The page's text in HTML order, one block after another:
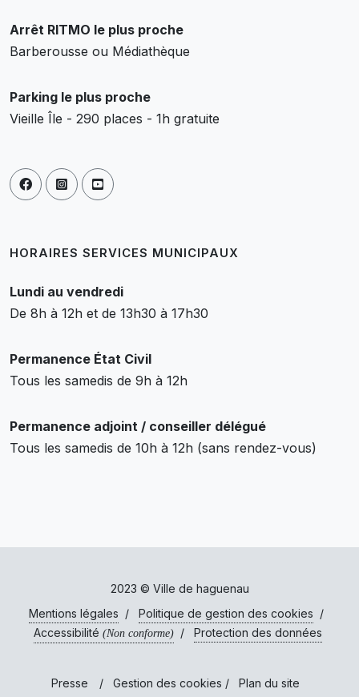
Arrêt RITMO le plus proche
Barberousse ou Médiathèque
Parking le plus proche
Vieille Île - 290 places - 1h gratuite
HORAIRES SERVICES MUNICIPAUX
Lundi au vendredi
De 8h à 12h et de 13h30 à 17h30
Permanence État Civil
Tous les samedis de 9h à 12h
Permanence adjoint / conseiller délégué
Tous les samedis de 10h à 12h (sans rendez-vous)
2023 © Ville de haguenau
Mentions légales / Politique de gestion des cookies /
Accessibilité (Non conforme) / Protection des données
Presse / Gestion des cookies / Plan du site